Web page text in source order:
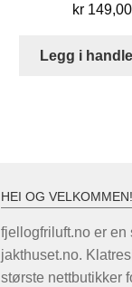
kr149,00
Legg i
HEI OG VELKOMMEN!
fjellogfriluft.no er en
jakthuset.no.
største nettbutikker